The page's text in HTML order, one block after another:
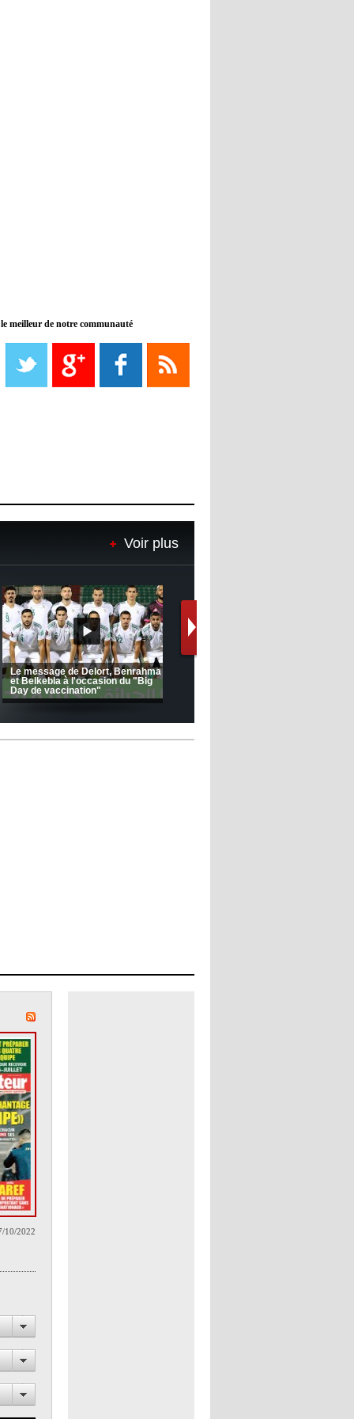
08:21 - 2022/11/08
Liverpool mis en vente par son
propriétaire
12:39 - 2022/11/06
Real : Les dirigeants veulent le
départ d'Hazard cet hiver
meilleur de notre communauté
Voir plus
Ligue 1 Mobilis (23ème journée):
MCO 5 – USB 0
10/2022